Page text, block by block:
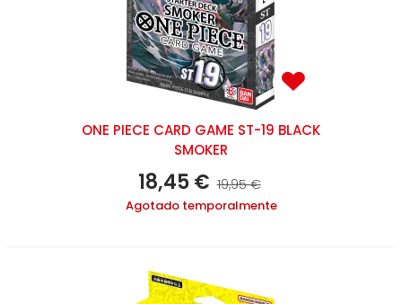
ONE PIECE CARD GAME ST-19 BLACK
SMOKER
18,45 € 19,95 €
Agotado temporalmente